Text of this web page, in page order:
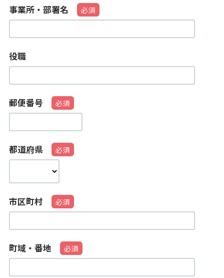
事業所・部署名
役職
郵便番号
都道府県
市区町村
町域・番地